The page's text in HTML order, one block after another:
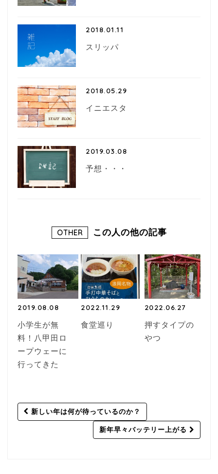
2018.01.11
スリッパ
2018.05.29
イニエスタ
2019.03.08
予想・・・
OTHER この人の他の記事
2019.08.08
小学生が無
料！八甲田ロ
ープウェーに
行ってきた
2022.11.29
食堂巡り
2022.06.27
押すタイプの
やつ
Post
navigation
新しい年は何が待っているのか？
新年早々バッテリー上がる